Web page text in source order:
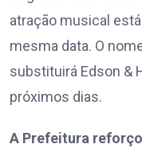
atração musical
mesma data. O
substituirá Edson &
próximos dias.
A Prefeitura